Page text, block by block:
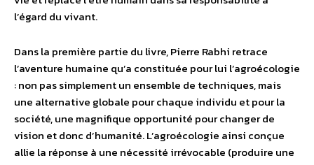
l’égard du vivant.
Dans la première partie du livre, Pierre Rabhi retrace
l’aventure humaine qu’a constituée pour lui l’agroécologie
: non pas simplement un ensemble de techniques, mais
une alternative globale pour chaque individu et pour la
société, une magnifique opportunité pour changer de
vision et donc d’humanité. L’agroécologie ainsi conçue
allie la réponse à une nécessité irrévocable (produire une